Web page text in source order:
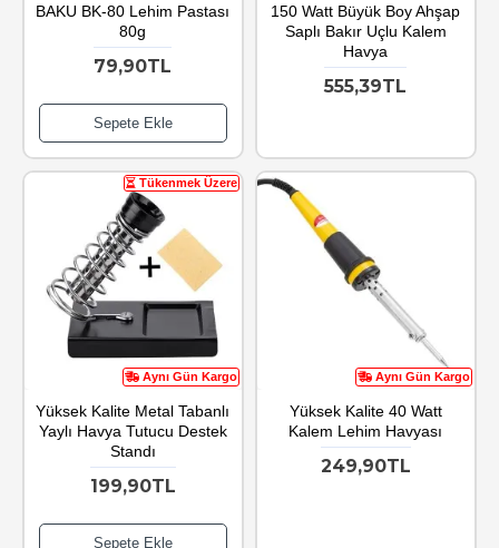
BAKU BK-80 Lehim Pastası
80g
79,90TL
Sepete Ekle
150 Watt Büyük Boy Ahşap
Saplı Bakır Uçlu Kalem
Havya
555,39TL
Aynı Gün Kargo
Tükenmek Üzere
Yüksek Kalite Metal Tabanlı
Yaylı Havya Tutucu Destek
Standı
199,90TL
Sepete Ekle
Aynı Gün Kargo
Yüksek Kalite 40 Watt
Kalem Lehim Havyası
249,90TL